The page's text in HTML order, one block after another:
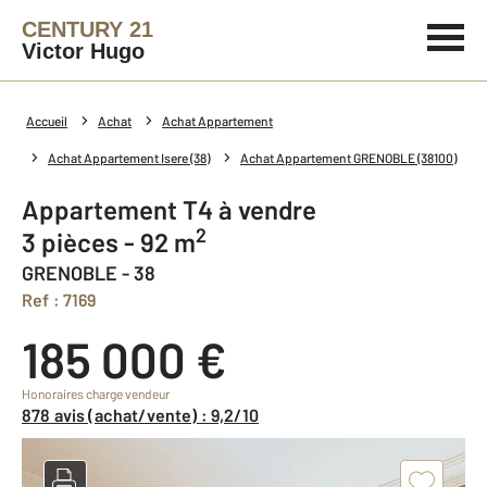
CENTURY 21
Victor Hugo
Accueil Achat Achat Appartement
Achat Appartement Isere (38) Achat Appartement GRENOBLE (38100)
Appartement T4 à vendre
3 pièces - 92 m2
GRENOBLE - 38
Ref : 7169
185 000 €
Honoraires charge vendeur
878 avis (achat/vente) : 9,2/10